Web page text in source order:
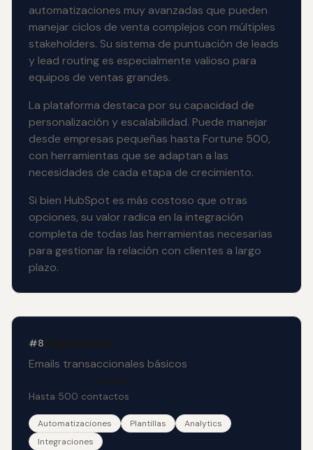
automatizaciones muy avanzadas que pueden
manejar ciclos de venta complejos con múltiples
stakeholders. Su sistema de puntuación de leads
y lead routing es especialmente valioso para
equipos de ventas grandes.
La plataforma destaca por su capacidad de
personalización y escalabilidad. Puede manejar
desde empresas pequeñas hasta Fortune 500,
con herramientas que se adaptan a las
necesidades de cada etapa de crecimiento.
Si bien HubSpot es más costoso que otras
opciones, su valor radica en la integración
completa de todas las herramientas necesarias
para gestionar la relación con clientes a largo
plazo.
#8
Emails transaccionales básicos
Hasta 500 contactos
Automatizaciones Plantillas
Analytics
Integraciones